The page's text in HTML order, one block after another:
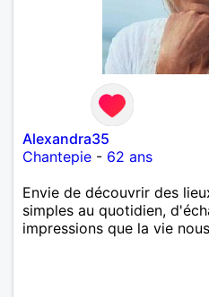
Alexandra35
Chantepie - 62 ans
Envie de découvrir des
simples au quotidien,
impressions que la vie